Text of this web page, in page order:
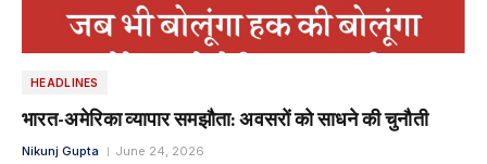
HEADLINES
भारत-अमेरिका व्यापार समझौता: अवसरों को साधने की चुनौती
Nikunj Gupta June 24, 2026